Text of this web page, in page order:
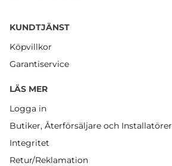
KUNDTJÄNST
Köpvillkor
Garantiservice
LÄS MER
Logga in
Butiker, Återförsäljare och Installatörer
Integritet
Retur/Reklamation